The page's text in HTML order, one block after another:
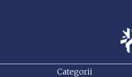
Categorii